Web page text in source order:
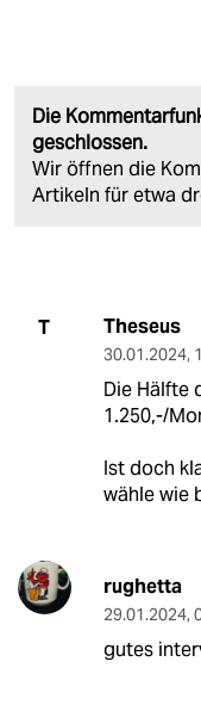
Die
geschlossen.
Wir öffnen die
Artikeln für etwa
T Theseus
30.01.2024,
Die Hälfte
1.250,-/
Ist doch
wähle wie
rughetta
29.01.2024,
gutes